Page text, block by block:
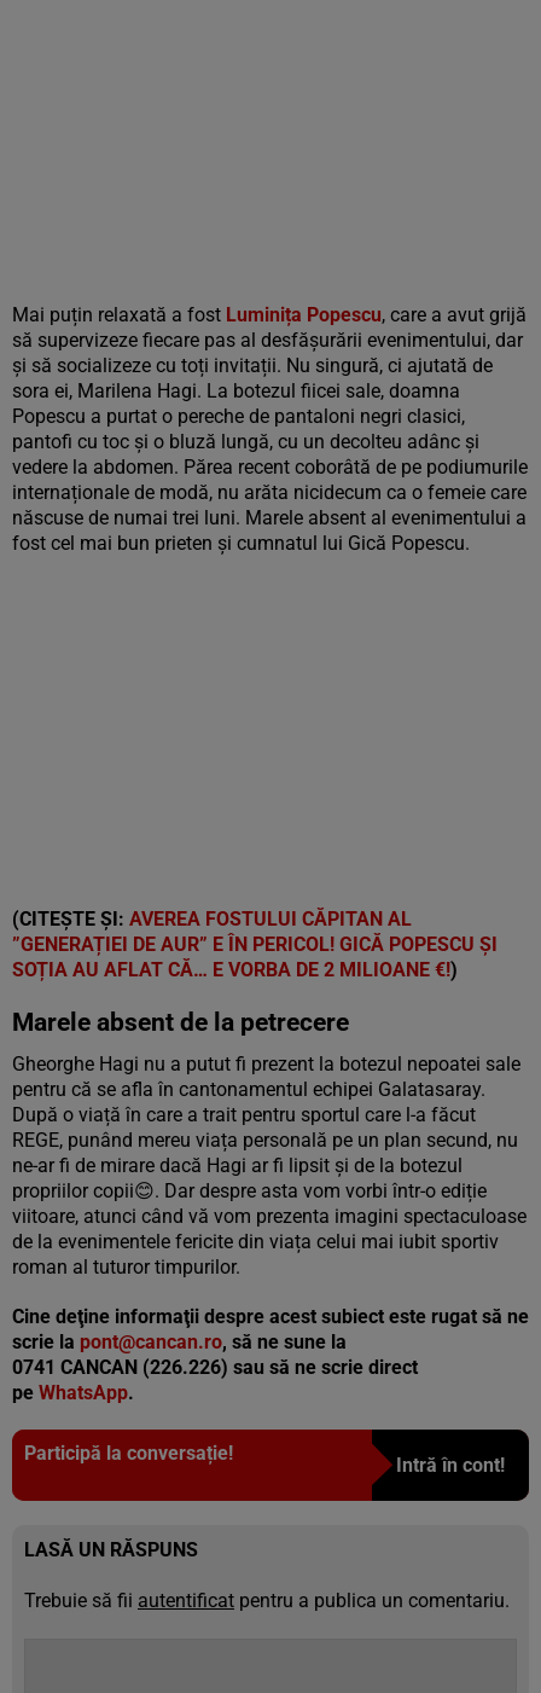
Mai puțin relaxată a fost Luminița Popescu, care a avut grijă
să supervizeze fiecare pas al desfășurării evenimentului, dar
și să socializeze cu toți invitații. Nu singură, ci ajutată de
sora ei, Marilena Hagi. La botezul fiicei sale, doamna
Popescu a purtat o pereche de pantaloni negri clasici,
pantofi cu toc și o bluză lungă, cu un decolteu adânc și
vedere la abdomen. Părea recent coborâtă de pe podiumurile
internaționale de modă, nu arăta nicidecum ca o femeie care
născuse de numai trei luni. Marele absent al evenimentului a
fost cel mai bun prieten și cumnatul lui Gică Popescu.
(CITEȘTE ȘI: AVEREA FOSTULUI CĂPITAN AL
”GENERAȚIEI DE AUR” E ÎN PERICOL! GICĂ POPESCU ȘI
SOȚIA AU AFLAT CĂ… E VORBA DE 2 MILIOANE €!)
Marele absent de la petrecere
Gheorghe Hagi nu a putut fi prezent la botezul nepoatei sale
pentru că se afla în cantonamentul echipei Galatasaray.
După o viață în care a trait pentru sportul care l-a făcut
REGE, punând mereu viața personală pe un plan secund, nu
ne-ar fi de mirare dacă Hagi ar fi lipsit și de la botezul
propriilor copii😊. Dar despre asta vom vorbi într-o ediție
viitoare, atunci când vă vom prezenta imagini spectaculoase
de la evenimentele fericite din viața celui mai iubit sportiv
roman al tuturor timpurilor.
Cine deţine informaţii despre acest subiect este rugat să ne
scrie la pont@cancan.ro, să ne sune la
0741 CANCAN (226.226) sau să ne scrie direct
pe WhatsApp.
Participă la conversație!
Intră în cont!
LASĂ UN RĂSPUNS
Trebuie să fii autentificat pentru a publica un comentariu.